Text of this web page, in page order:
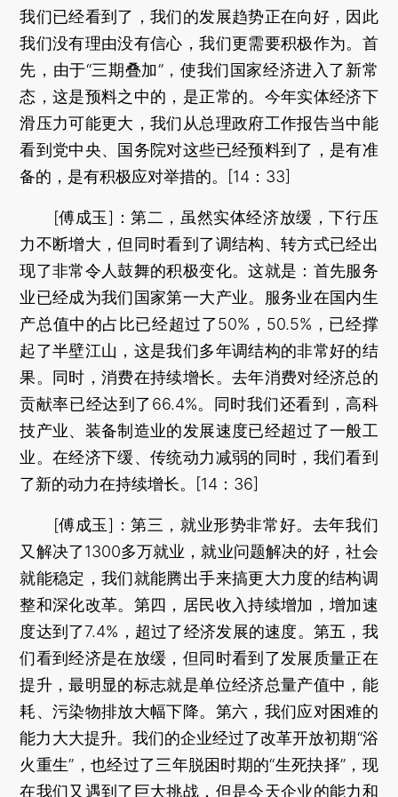
我们已经看到了，我们的发展趋势正在向好，因此
我们没有理由没有信心，我们更需要积极作为。首
先，由于“三期叠加”，使我们国家经济进入了新常
态，这是预料之中的，是正常的。今年实体经济下
滑压力可能更大，我们从总理政府工作报告当中能
看到党中央、国务院对这些已经预料到了，是有准
备的，是有积极应对举措的。[14：33]
[傅成玉]：第二，虽然实体经济放缓，下行压
力不断增大，但同时看到了调结构、转方式已经出
现了非常令人鼓舞的积极变化。这就是：首先服务
业已经成为我们国家第一大产业。服务业在国内生
产总值中的占比已经超过了50%，50.5%，已经撑
起了半壁江山，这是我们多年调结构的非常好的结
果。同时，消费在持续增长。去年消费对经济总的
贡献率已经达到了66.4%。同时我们还看到，高科
技产业、装备制造业的发展速度已经超过了一般工
业。在经济下缓、传统动力减弱的同时，我们看到
了新的动力在持续增长。[14：36]
[傅成玉]：第三，就业形势非常好。去年我们
又解决了1300多万就业，就业问题解决的好，社会
就能稳定，我们就能腾出手来搞更大力度的结构调
整和深化改革。第四，居民收入持续增加，增加速
度达到了7.4%，超过了经济发展的速度。第五，我
们看到经济是在放缓，但同时看到了发展质量正在
提升，最明显的标志就是单位经济总量产值中，能
耗、污染物排放大幅下降。第六，我们应对困难的
能力大大提升。我们的企业经过了改革开放初期“浴
火重生”，也经过了三年脱困时期的“生死抉择”，现
在我们又遇到了巨大挑战，但是今天企业的能力和